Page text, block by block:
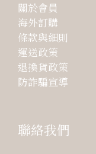
關於會員
海外訂購
條款與細則
運送政策
退換貨政策
防詐騙宣導
聯絡我們